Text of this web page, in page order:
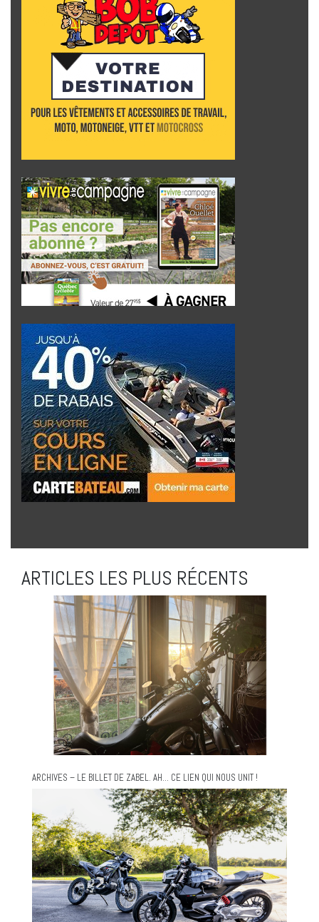
ARTICLES LES PLUS RÉCENTS
ARCHIVES – LE BILLET DE ZABEL. AH… CE LIEN QUI NOUS UNIT !